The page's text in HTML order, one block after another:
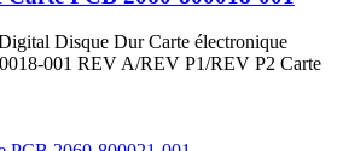
Disque Dur Carte électronique
001 REV A/REV P1/REV P2 Carte